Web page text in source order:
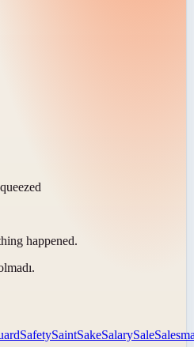
happened.
SafetySaintSakeSalarySale